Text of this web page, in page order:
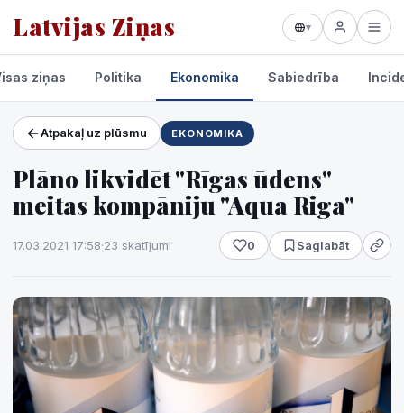
Latvijas Ziņas ▾
Projekti un pakalpojumi
Laikapstākļi
ziņas Politika Ekonomika Sabiedrība
Atpakaļ uz plūsmu EKONOMIKA
Plāno likvidēt "Rīgas ūdens"
meitas kompāniju "Aqua Riga"
17.03.2021 17:58·23 skatījumi 0 Saglabāt